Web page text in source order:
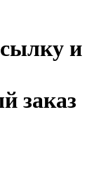
и
заказ